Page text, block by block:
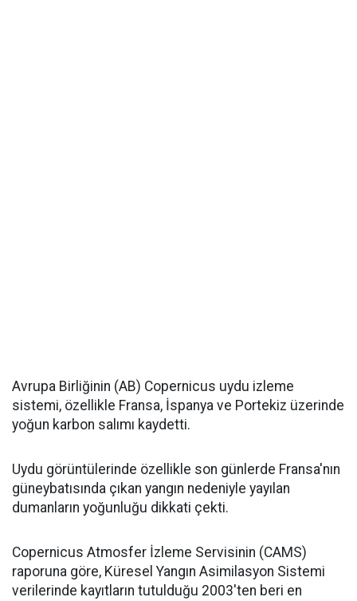
Avrupa Birliğinin (AB) Copernicus uydu izleme
sistemi, özellikle Fransa, İspanya ve Portekiz üzerinde
yoğun karbon salımı kaydetti.
Uydu görüntülerinde özellikle son günlerde Fransa'nın
güneybatısında çıkan yangın nedeniyle yayılan
dumanların yoğunluğu dikkati çekti.
Copernicus Atmosfer İzleme Servisinin (CAMS)
raporuna göre, Küresel Yangın Asimilasyon Sistemi
verilerinde kayıtların tutulduğu 2003'ten beri en